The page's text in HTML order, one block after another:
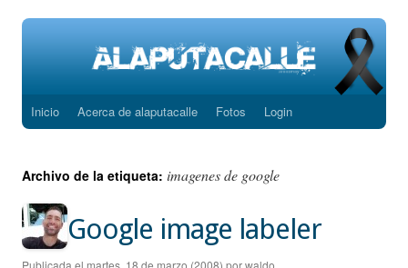
Saltar
contenido
Inicio Acerca de alaputacalle Fotos Login
Archivo de la etiqueta: imagenes de google
Google image labeler